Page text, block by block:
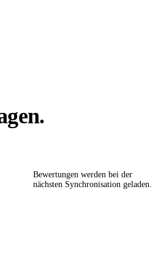
Bewertungen werden bei der
nächsten Synchronisation geladen.